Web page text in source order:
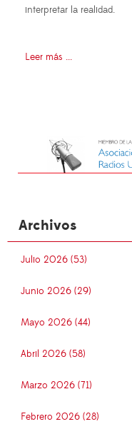
interpretar la realidad.
Leer más ...
Archivos
Julio 2026 (53)
Junio 2026 (29)
Mayo 2026 (44)
Abril 2026 (58)
Marzo 2026 (71)
Febrero 2026 (28)